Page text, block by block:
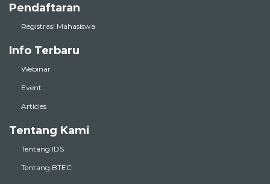
Pendaftaran
Registrasi Mahasiswa
Info Terbaru
Webinar
Event
Articles
Tentang Kami
Tentang IDS
Tentang BTEC